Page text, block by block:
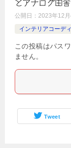
とアナログ田
公開日： 2023年12月
インテリアコーデ
この投稿はパス
ません。
Tweet